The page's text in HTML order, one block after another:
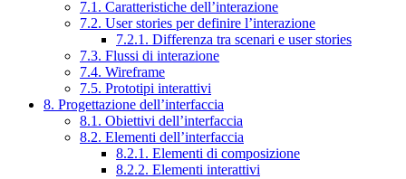
7.1. Caratteristiche dell’interazione
7.2. User stories per definire l’interazione
7.2.1. Differenza tra scenari e user stories
7.3. Flussi di interazione
7.4. Wireframe
7.5. Prototipi interattivi
8. Progettazione dell’interfaccia
8.1. Obiettivi dell’interfaccia
8.2. Elementi dell’interfaccia
8.2.1. Elementi di composizione
8.2.2. Elementi interattivi